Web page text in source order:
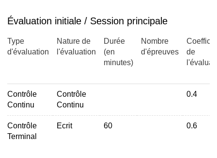
Évaluation initiale / Session principale
Type
d'évaluation
Nature de
l'évaluation
Durée
(en
minutes)
Nombre
d'épreuves
de
Contrôle
Continu
Contrôle
Continu
0.4
Contrôle
Terminal
Ecrit 60 0.6